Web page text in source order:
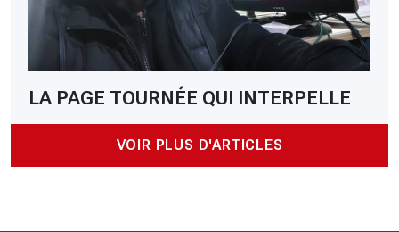
LA PAGE TOURNÉE QUI INTERPELLE
VOIR PLUS D'ARTICLES